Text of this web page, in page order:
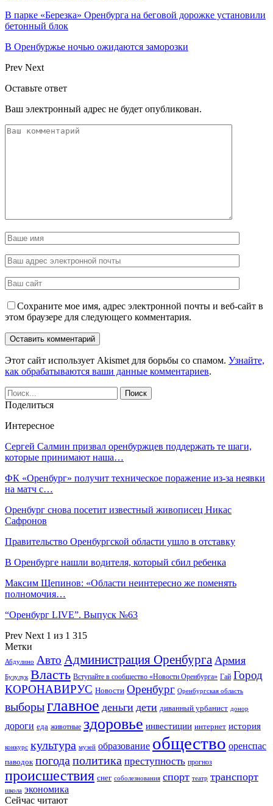
В парке «Березка» Оренбурга на беговой дорожке установили
бетонный блок
В Оренбуржье ночью ожидаются заморозки
Prev Next
Оставьте ответ
Ваш электронный адрес не будет опубликован.
Сохраните мое имя, адрес электронной почты и веб-сайт в
этом браузере для следующего комментария.
Этот сайт использует Akismet для борьбы со спамом. Узнайте,
как обрабатываются ваши данные комментариев.
Поделиться
Интересное
Сергей Салмин призвал оренбуржцев поддержать те шаги,
которые принимают наша…
ФК «Оренбург» получит техническое поражение из-за неявки
на матч с…
Оренбург снова посетит известный живописец Никас
Сафронов
Правительство Оренбургской области ушло в отставку
В Оренбурге нашли водителя, который сбил ребенка
Максим Щепинов: «Области неинтересно же поменять
полномочия…
“Оренбург LIVE”. Выпуск №63
Prev Next 1 из 1 315
Метки
Абдулино Авто Администрация Оренбурга Армия
Бузулук Власть Вступайте в сообщество «Новости Оренбурга» Гай Город
КОРОНАВИРУС Новости Оренбург Оренбургская область
выборыглавное деньги дети диванный урбанист донор
дороги еда животные здоровье инвестиции интернет история
конкурс культура музей образование общество оренспас
паводок погода политика преступность прогноз
происшествия снег соболезнования спорт театр транспорт
школа экономика
Сейчас читают